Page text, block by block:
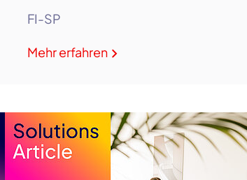
FI-SP
Mehr erfahren